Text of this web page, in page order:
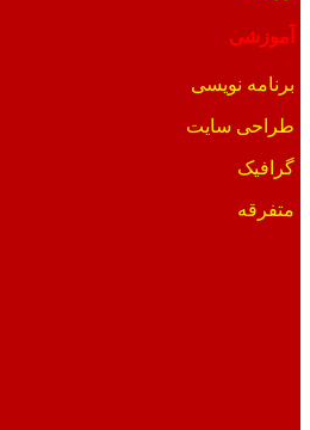
آموزشی
برنامه نویسی
طراحی سایت
گرافیک
متفرقه